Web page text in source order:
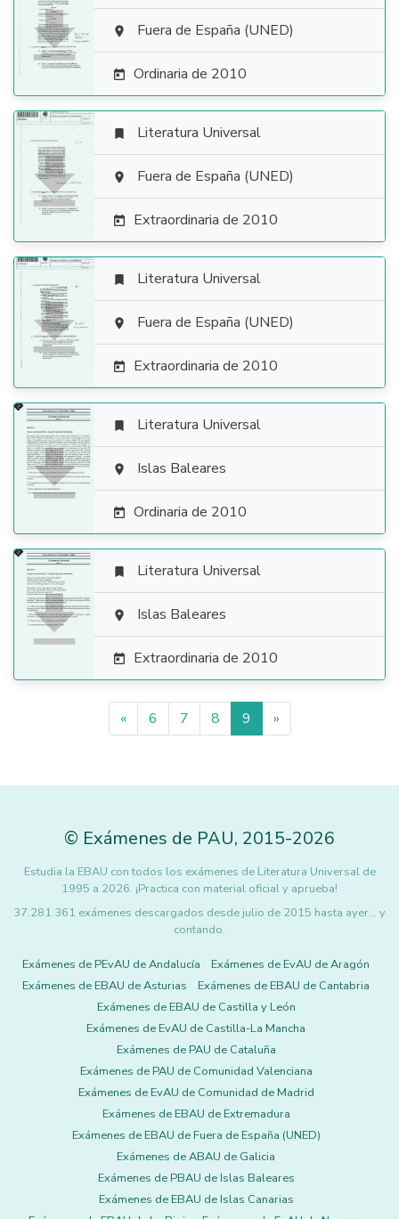
  Fuera de España (UNED)
 Ordinaria de 2010

 Literatura Universal
 Fuera de España (UNED)
 Extraordinaria de 2010

 Literatura Universal
 Fuera de España (UNED)
 Extraordinaria de 2010

 Literatura Universal
 Islas Baleares
 Ordinaria de 2010

 Literatura Universal
 Islas Baleares
 Extraordinaria de 2010
« 6 7 8 9 »
© Exámenes de PAU, 2015-2026
Estudia la EBAU con todos los exámenes de Literatura Universal de
1995 a 2026. ¡Practica con material oficial y aprueba!
37.281.361 exámenes descargados desde julio de 2015 hasta ayer... y
contando.
Exámenes de PEvAU de Andalucía
Exámenes de EvAU de Aragón
Exámenes de EBAU de Asturias
Exámenes de EBAU de Cantabria
Exámenes de EBAU de Castilla y León
Exámenes de EvAU de Castilla-La Mancha
Exámenes de PAU de Cataluña
Exámenes de PAU de Comunidad Valenciana
Exámenes de EvAU de Comunidad de Madrid
Exámenes de EBAU de Extremadura
Exámenes de EBAU de Fuera de España (UNED)
Exámenes de ABAU de Galicia
Exámenes de PBAU de Islas Baleares
Exámenes de EBAU de Islas Canarias